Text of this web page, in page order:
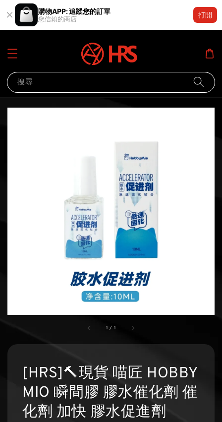
購物APP: 追蹤您的訂單
您信賴的商店
打開
搜尋
1 / 1
[HRS]🔨現貨 喵匠 HOBBY
MIO 瞬間膠 膠水催化劑 催
化劑 加快 膠水促進劑